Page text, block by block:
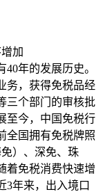
加
年的发展历史。
务，获得免税品经
三个部门的审核批
至今，中国免税行
全国拥有免税牌照
）、深免、珠
着免税消费快速增
3年来，出入境口